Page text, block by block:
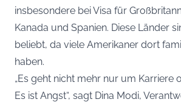
insbesondere bei Visa für
Kanada und Spanien. Diese Länder
beliebt, da viele Amerikaner dort
haben.
„Es geht nicht mehr nur um Karriere
Es ist Angst“, sagt Dina Modi,